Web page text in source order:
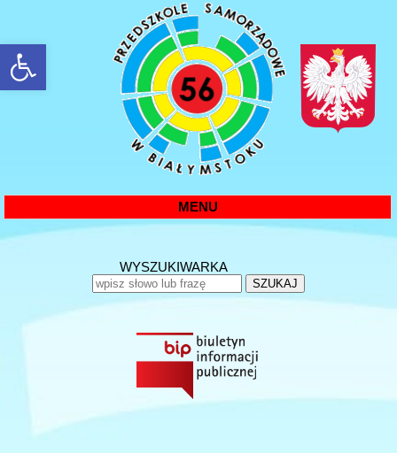
rozwiń/zwiń panel
MENU
WYSZUKIWARKA
SZUKAJ